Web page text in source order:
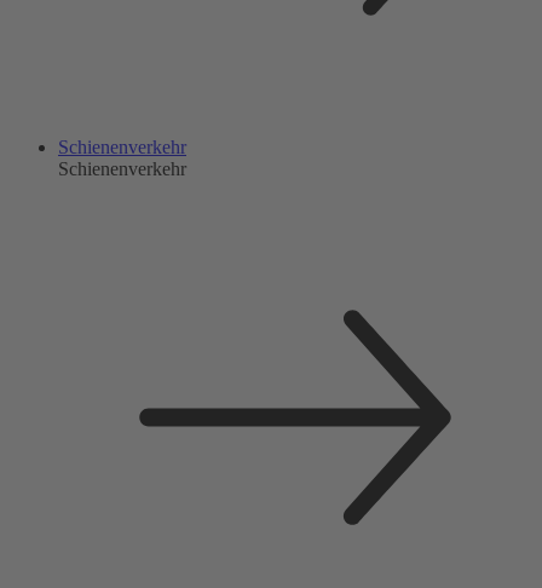
Schienenverkehr
Schienenverkehr